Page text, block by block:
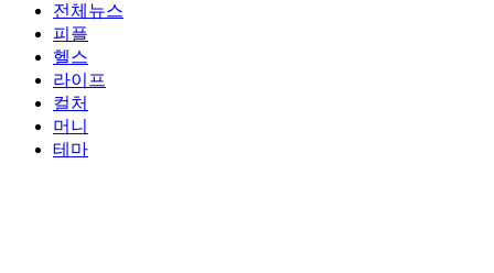
전체뉴스
피플
헬스
라이프
컬처
머니
테마